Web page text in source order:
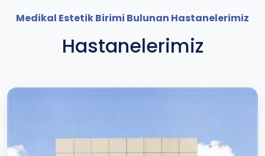
Medikal Estetik Birimi Bulunan Hastanelerimiz
Hastanelerimiz